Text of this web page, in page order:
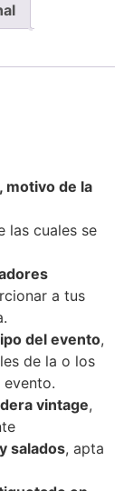
motivo de la
las cuales se
a tus
del evento,
de la o los
vintage,
salados, apta